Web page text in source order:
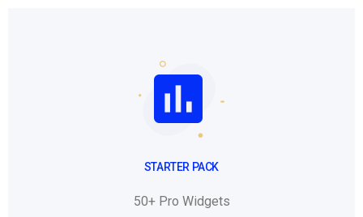
STARTER PACK
50+ Pro Widgets